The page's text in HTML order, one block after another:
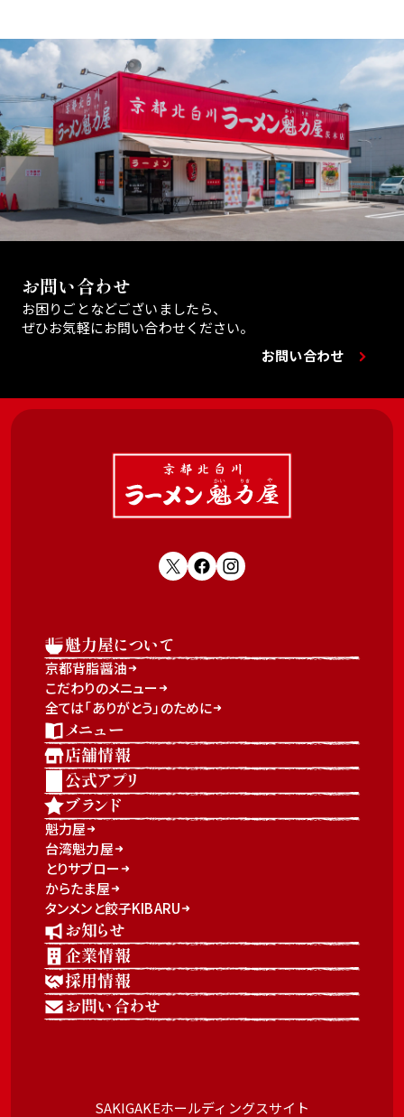
お問い合わせ
お困りごとなどございましたら、
ぜひお気軽にお問い合わせください。
お問い合わせ
魁力屋について
京都背脂醤油
こだわりのメニュー
全ては「ありがとう」のために
メニュー
店舗情報
公式アプリ
ブランド
魁力屋
台湾魁力屋
とりサブロー
からたま屋
タンメンと餃子KIBARU
お知らせ
企業情報
採用情報
お問い合わせ
SAKIGAKEホールディングスサイト